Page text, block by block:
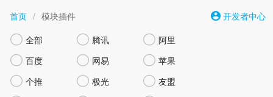
首页 / 模块插件 开发者中心
 全部  腾讯  阿里
 百度  网易  苹果
 个推  极光  友盟